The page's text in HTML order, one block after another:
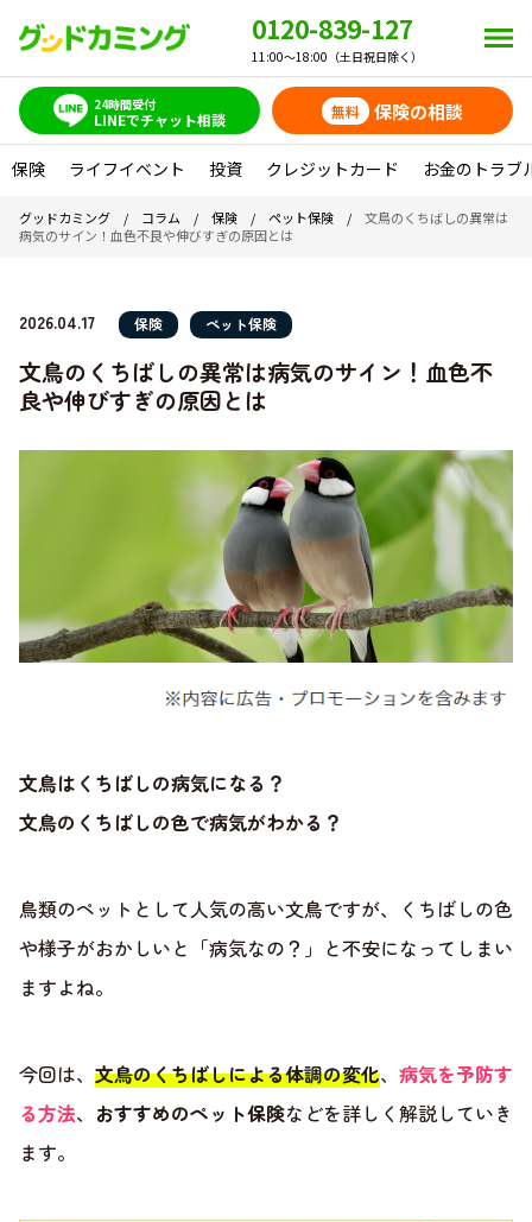
0120-839-127
11:00～18:00（土日祝日除く）
24時間受付
LINEでチャット相談 無料 保険の相談
保険 ライフイベント 投資 クレジットカード お金のトラブ
グッドカミング / コラム / 保険 / ペット保険 / 文鳥のくちばしの異常は
病気のサイン！血色不良や伸びすぎの原因とは
2026.04.17 保険 ペット保険
文鳥のくちばしの異常は病気のサイン！血色不
良や伸びすぎの原因とは
文鳥はくちばしの病気になる？
文鳥のくちばしの色で病気がわかる？
鳥類のペットとして人気の高い文鳥ですが、くちばしの色
や様子がおかしいと「病気なの？」と不安になってしまい
ますよね。
今回は、 文鳥のくちばしによる体調の変化、 病気を予防す
る方法、 おすすめのペット保険などを詳しく解説していき
ます。